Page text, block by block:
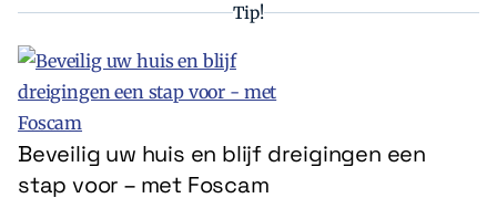
Tip!
Beveilig uw huis en blijf dreigingen een
stap voor – met Foscam